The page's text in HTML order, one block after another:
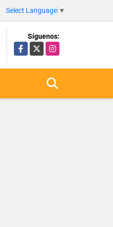
Select Language ▼
Síguenos:
Facebook
X Instagram